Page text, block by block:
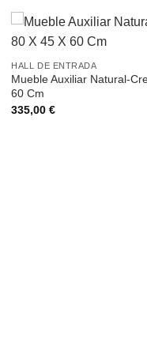
HALL DE ENTRADA
Mueble Auxiliar Natural-
60 Cm
335,00€